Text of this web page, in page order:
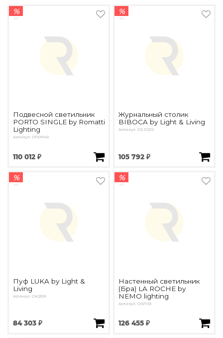
%
Подвесной светильник
PORTO SINGLE by Romatti
Lighting
Артикул: OPD1943
110 012 ₽
%
Журнальный столик
BIBOCA by Light & Living
Артикул: OSZ2212
105 792 ₽
%
Пуф LUKA by Light &
Living
Артикул: OK2306
84 303 ₽
%
Настенный светильник
(Бра) LA ROCHE by
NEMO lighting
Артикул: OW1193
126 455 ₽